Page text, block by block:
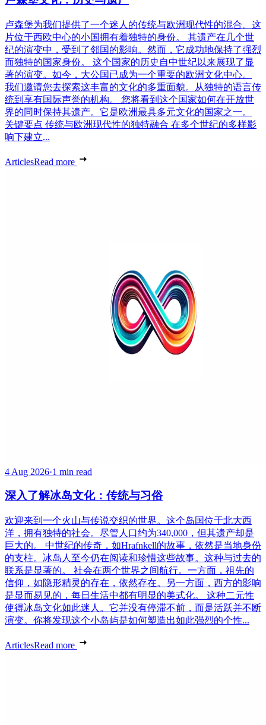
卢森堡为我们提供了一个迷人的传统与欧洲现代性的混合。这
片位于西欧中心的小国拥有着独特的身份。 其遗产在几个世
纪的演变中，受到了邻国的影响。然而，它成功地保持了强烈
而独特的国家身份。 这个国家的历史自中世纪以来展现了显
著的演变。如今，大公国已成为一个重要的欧洲文化中心。
我们邀请您去探索这丰富的文化的多重面貌。从独特的语言传
统到享有国际声誉的机构。 您将看到这个国家如何在开放世
界的同时保持其遗产。它是欧洲最具多元文化的国家之一。
关键要点 传统与欧洲现代性的独特融合 在多个世纪的多样影
响下建立...
ArticlesRead more
4 Aug 2026·1 min read
深入了解冰岛文化：传统与习俗
欢迎来到一个火山与传说交织的世界。这个岛国位于北大西
洋，拥有独特的社会。尽管人口约为340,000，但其遗产却是
巨大的。 中世纪的传奇，如Hrafnkell的故事，依然是当地身份
的支柱。冰岛人至今仍在阅读和珍惜这些故事。这种与过去的
联系是显著的。 社会在两个世界之间航行。一方面，祖先的
信仰，如隐形精灵的存在，依然存在。另一方面，西方的影响
是显而易见的，每日生活中都有明显的美式化。 这种二元性
使得冰岛文化如此迷人。它并没有停滞不前，而是活跃并不断
演变。你将发现这个小岛屿是如何塑造出如此强烈的个性...
ArticlesRead more